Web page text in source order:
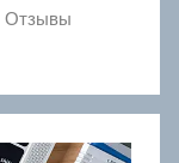
Отзывы